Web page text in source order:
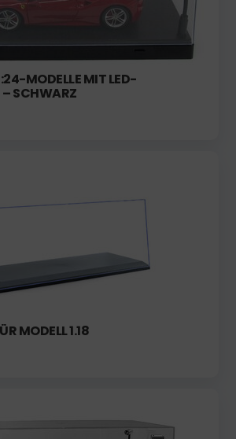
MODELLE MIT LED-
– SCHWARZ
MODELL 1.18